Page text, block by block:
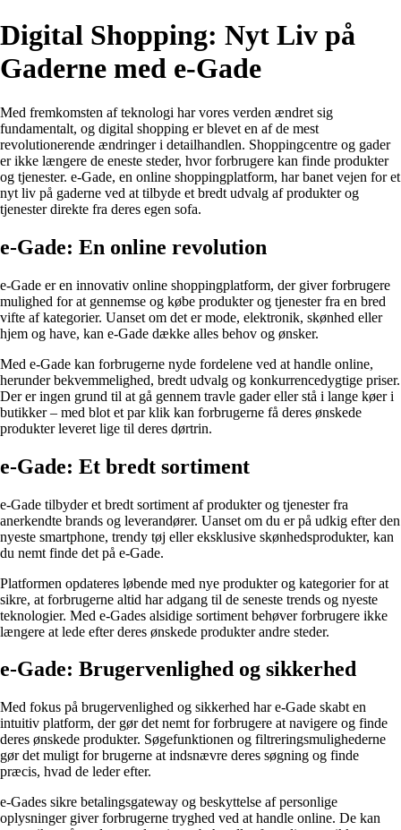
Digital Shopping: Nyt Liv på
Gaderne med e-Gade
Med fremkomsten af ​​teknologi har vores verden ændret sig
fundamentalt, og digital shopping er blevet en af ​​de mest
revolutionerende ændringer i detailhandlen. Shoppingcentre og gader
er ikke længere de eneste steder, hvor forbrugere kan finde produkter
og tjenester. e-Gade, en online shoppingplatform, har banet vejen for et
nyt liv på gaderne ved at tilbyde et bredt udvalg af produkter og
tjenester direkte fra deres egen sofa.
e-Gade: En online revolution
e-Gade er en innovativ online shoppingplatform, der giver forbrugere
mulighed for at gennemse og købe produkter og tjenester fra en bred
vifte af kategorier. Uanset om det er mode, elektronik, skønhed eller
hjem og have, kan e-Gade dække alles behov og ønsker.
Med e-Gade kan forbrugerne nyde fordelene ved at handle online,
herunder bekvemmelighed, bredt udvalg og konkurrencedygtige priser.
Der er ingen grund til at gå gennem travle gader eller stå i lange køer i
butikker – med blot et par klik kan forbrugerne få deres ønskede
produkter leveret lige til deres dørtrin.
e-Gade: Et bredt sortiment
e-Gade tilbyder et bredt sortiment af produkter og tjenester fra
anerkendte brands og leverandører. Uanset om du er på udkig efter den
nyeste smartphone, trendy tøj eller eksklusive skønhedsprodukter, kan
du nemt finde det på e-Gade.
Platformen opdateres løbende med nye produkter og kategorier for at
sikre, at forbrugerne altid har adgang til de seneste trends og nyeste
teknologier. Med e-Gades alsidige sortiment behøver forbrugere ikke
længere at lede efter deres ønskede produkter andre steder.
e-Gade: Brugervenlighed og sikkerhed
Med fokus på brugervenlighed og sikkerhed har e-Gade skabt en
intuitiv platform, der gør det nemt for forbrugere at navigere og finde
deres ønskede produkter. Søgefunktionen og filtreringsmulighederne
gør det muligt for brugerne at indsnævre deres søgning og finde
præcis, hvad de leder efter.
e-Gades sikre betalingsgateway og beskyttelse af personlige
oplysninger giver forbrugerne tryghed ved at handle online. De kan